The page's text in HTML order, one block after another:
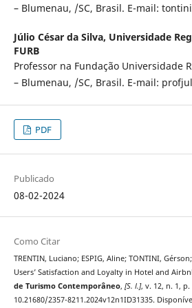
– Blumenau, /SC, Brasil. E-mail:
Júlio César da Silva, Universidade
FURB
Professor na Fundação Universidade
– Blumenau, /SC, Brasil. E-mail:
PDF
Publicado
08-02-2024
Como Citar
TRENTIN, Luciano; ESPIG, Aline; TONTINI,
Users’ Satisfaction and Loyalty in Hotel and
de Turismo Contemporâneo, [S. l.], v. 12, n. 1, p.
10.21680/2357-8211.2024v12n1ID31335.